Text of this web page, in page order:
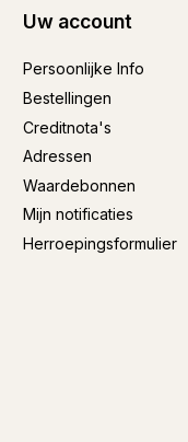
Uw account
Persoonlijke Info
Bestellingen
Creditnota's
Adressen
Waardebonnen
Mijn notificaties
Herroepingsformulier